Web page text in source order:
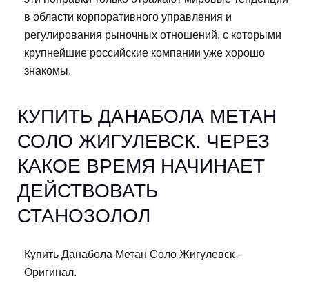
в области корпоративного управления и
регулирования рыночных отношений, с которыми
крупнейшие российские компании уже хорошо
знакомы.
КУПИТЬ ДАНАБОЛА МЕТАН
СОЛО ЖИГУЛЕВСК. ЧЕРЕЗ
КАКОЕ ВРЕМЯ НАЧИНАЕТ
ДЕЙСТВОВАТЬ
СТАНОЗОЛОЛ
Купить Данабола Метан Соло Жигулевск -
Оригинал.